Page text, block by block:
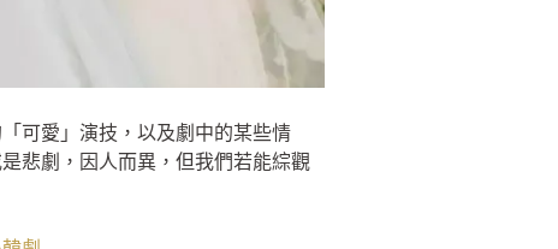
可愛」演技，以及劇中的某些情
悲劇，因人而異，但我們若能綜觀